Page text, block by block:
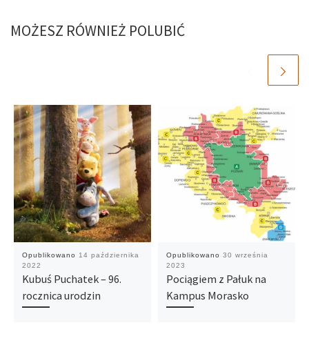
MOŻESZ RÓWNIEŻ POLUBIĆ
Opublikowano
14 października
2022
Kubuś Puchatek – 96.
rocznica urodzin
Opublikowano 30 września
2023
Pociągiem z Pałuk na
Kampus Morasko